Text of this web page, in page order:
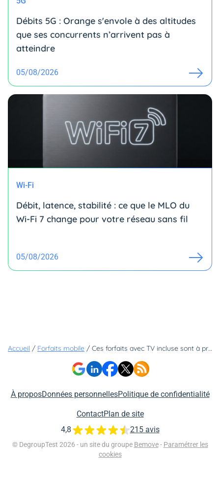
Débits 5G : Orange s'envole à des altitudes
que ses concurrents n’arrivent pas à
atteindre
05/08/2026
Wi-Fi
Débit, latence, stabilité : ce que le MLO du
Wi-Fi 7 change pour votre réseau sans fil
05/08/2026
Accueil / Forfaits mobile / Ces forfaits avec TV incluse sont à prix réduit pour le Black Friday
À proposDonnées personnellesPolitique de confidentialité
ContactPlan de site
© DegroupTest 2026 - un site du groupe Bemove - Paramétrer les
cookies
4,8 215 avis